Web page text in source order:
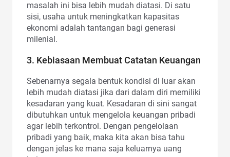
masalah ini bisa lebih mudah diatasi. Di satu
sisi, usaha untuk meningkatkan kapasitas
ekonomi adalah tantangan bagi generasi
milenial.
3. Kebiasaan Membuat Catatan Keuangan
Sebenarnya segala bentuk kondisi di luar akan
lebih mudah diatasi jika dari dalam diri memiliki
kesadaran yang kuat. Kesadaran di sini sangat
dibutuhkan untuk mengelola keuangan pribadi
agar lebih terkontrol. Dengan pengelolaan
pribadi yang baik, maka kita akan bisa tahu
dengan jelas ke mana saja keluarnya uang